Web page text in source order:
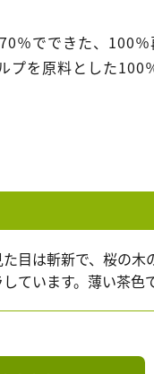
％でできた、100
を原料とした100
た目は斬新で、桜の
しています。薄い茶色